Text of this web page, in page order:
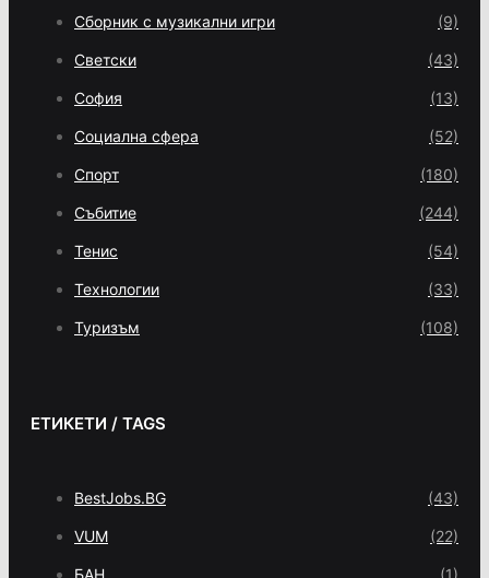
Сборник с музикални игри (9)
Светски (43)
София (13)
Социална сфера (52)
Спорт (180)
Събитие (244)
Тенис (54)
Технологии (33)
Туризъм (108)
ЕТИКЕТИ / TAGS
BestJobs.BG (43)
VUM (22)